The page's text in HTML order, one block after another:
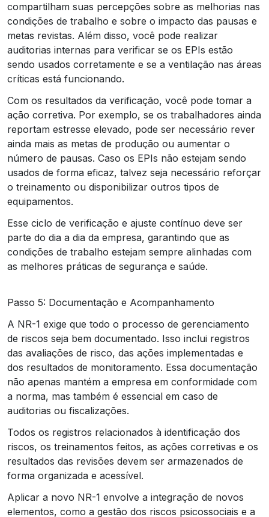
compartilham suas percepções sobre as melhorias nas
condições de trabalho e sobre o impacto das pausas e
metas revistas. Além disso, você pode realizar
auditorias internas para verificar se os EPIs estão
sendo usados corretamente e se a ventilação nas áreas
críticas está funcionando.
Com os resultados da verificação, você pode tomar a
ação corretiva. Por exemplo, se os trabalhadores ainda
reportam estresse elevado, pode ser necessário rever
ainda mais as metas de produção ou aumentar o
número de pausas. Caso os EPIs não estejam sendo
usados de forma eficaz, talvez seja necessário reforçar
o treinamento ou disponibilizar outros tipos de
equipamentos.
Esse ciclo de verificação e ajuste contínuo deve ser
parte do dia a dia da empresa, garantindo que as
condições de trabalho estejam sempre alinhadas com
as melhores práticas de segurança e saúde.
Passo 5: Documentação e Acompanhamento
A NR-1 exige que todo o processo de gerenciamento
de riscos seja bem documentado. Isso inclui registros
das avaliações de risco, das ações implementadas e
dos resultados de monitoramento. Essa documentação
não apenas mantém a empresa em conformidade com
a norma, mas também é essencial em caso de
auditorias ou fiscalizações.
Todos os registros relacionados à identificação dos
riscos, os treinamentos feitos, as ações corretivas e os
resultados das revisões devem ser armazenados de
forma organizada e acessível.
Aplicar a novo NR-1 envolve a integração de novos
elementos, como a gestão dos riscos psicossociais e a